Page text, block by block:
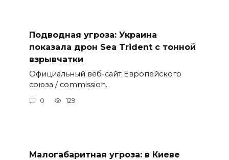
Подводная угроза: Украина
показала дрон Sea Trident с тонной
взрывчатки
Официальный веб-сайт Европейского
союза / commission.
0 129
Малогабаритная угроза: в Киеве